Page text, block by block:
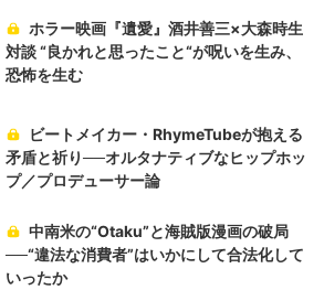
ホラー映画『遺愛』酒井善三×大森時生
対談 “良かれと思ったこと“が呪いを生み、
恐怖を生む
ビートメイカー・RhymeTubeが抱える
矛盾と祈り──オルタナティブなヒップホッ
プ／プロデューサー論
中南米の“Otaku”と海賊版漫画の破局
──“違法な消費者”はいかにして合法化して
いったか